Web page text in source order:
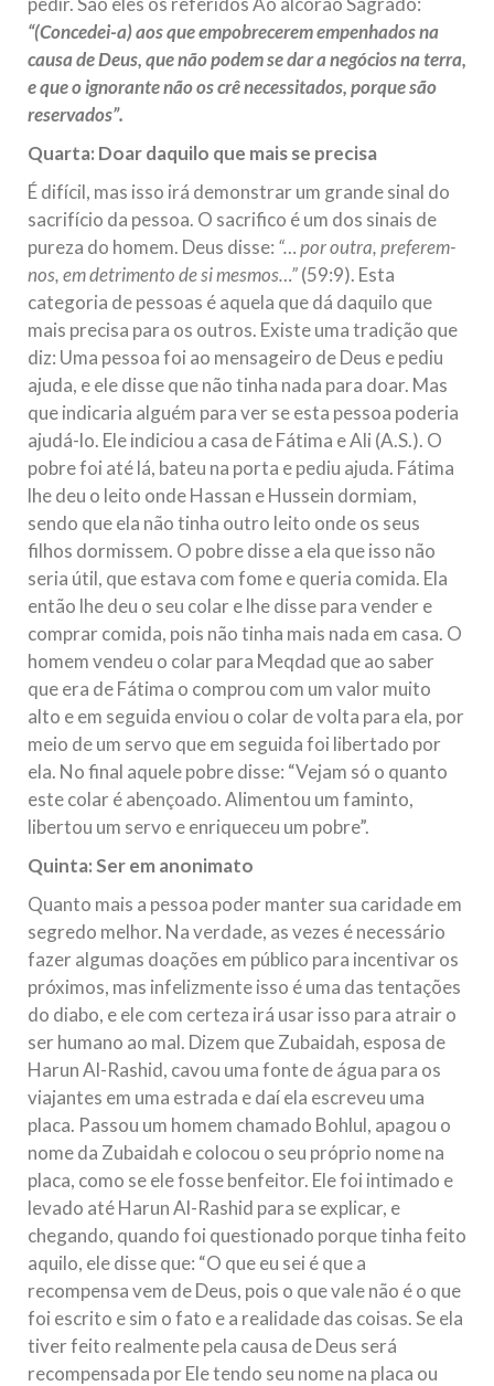
“(Concedei-a) aos que empobrecerem empenhados na
causa de Deus, que não podem se dar a negócios na terra,
e que o ignorante não os crê necessitados, porque são
reservados”.
Quarta: Doar daquilo que mais se precisa
É difícil, mas isso irá demonstrar um grande sinal do
sacrifício da pessoa. O sacrifico é um dos sinais de
pureza do homem. Deus disse: “… por outra, preferem-
nos, em detrimento de si mesmos…”(59:9). Esta
categoria de pessoas é aquela que dá daquilo que
mais precisa para os outros. Existe uma tradição que
diz: Uma pessoa foi ao mensageiro de Deus e pediu
ajuda, e ele disse que não tinha nada para doar. Mas
que indicaria alguém para ver se esta pessoa poderia
ajudá-lo. Ele indiciou a casa de Fátima e Ali (A.S.). O
pobre foi até lá, bateu na porta e pediu ajuda. Fátima
lhe deu o leito onde Hassan e Hussein dormiam,
sendo que ela não tinha outro leito onde os seus
filhos dormissem. O pobre disse a ela que isso não
seria útil, que estava com fome e queria comida. Ela
então lhe deu o seu colar e lhe disse para vender e
comprar comida, pois não tinha mais nada em casa. O
homem vendeu o colar para Meqdad que ao saber
que era de Fátima o comprou com um valor muito
alto e em seguida enviou o colar de volta para ela, por
meio de um servo que em seguida foi libertado por
ela. No final aquele pobre disse: “Vejam só o quanto
este colar é abençoado. Alimentou um faminto,
libertou um servo e enriqueceu um pobre”.
Quinta: Ser em anonimato
Quanto mais a pessoa poder manter sua caridade em
segredo melhor. Na verdade, as vezes é necessário
fazer algumas doações em público para incentivar os
próximos, mas infelizmente isso é uma das tentações
do diabo, e ele com certeza irá usar isso para atrair o
ser humano ao mal. Dizem que Zubaidah, esposa de
Harun Al-Rashid, cavou uma fonte de água para os
viajantes em uma estrada e daí ela escreveu uma
placa. Passou um homem chamado Bohlul, apagou o
nome da Zubaidah e colocou o seu próprio nome na
placa, como se ele fosse benfeitor. Ele foi intimado e
levado até Harun Al-Rashid para se explicar, e
chegando, quando foi questionado porque tinha feito
aquilo, ele disse que: “O que eu sei é que a
recompensa vem de Deus, pois o que vale não é o que
foi escrito e sim o fato e a realidade das coisas. Se ela
tiver feito realmente pela causa de Deus será
recompensada por Ele tendo seu nome na placa ou